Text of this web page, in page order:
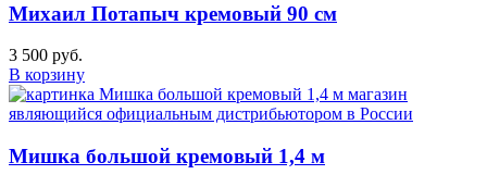
Михаил Потапыч кремовый 90 см
3 500 руб.
В корзину
Мишка большой кремовый 1,4 м